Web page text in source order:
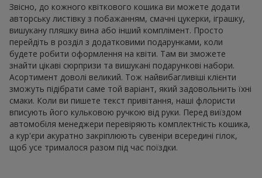
Звісно, до кожного квіткового кошика ви можете додати
авторську листівку з побажанням, смачні цукерки, іграшку,
вишукану пляшку вина або інший комплімент. Просто
перейдіть в розділ з додатковими подарунками, коли
будете робити оформлення на квіти. Там ви зможете
знайти цікаві сюрпризи та вишукані подарункові набори.
Асортимент доволі великий. Тож найвибагливіші клієнти
зможуть підібрати саме той варіант, який задовольнить їхні
смаки. Коли ви пишете текст привітання, наші флористи
вписують його кульковою ручкою від руки. Перед виїздом
автомобіля менеджери перевіряють комплектність кошика,
а кур'єри акуратно закріплюють сувеніри всередині гілок,
щоб усе трималося разом під час поїздки.